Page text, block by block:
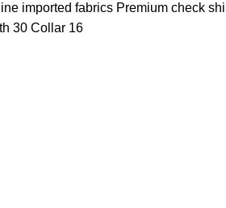
imported fabrics Premium check
30 Collar 16